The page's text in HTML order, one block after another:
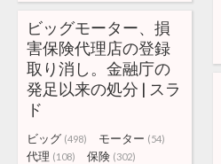
ビッグモーター、損
害保険代理店の登録
取り消し。金融庁の
発足以来の処分 | スラ
ド
ビッグ (498) モーター (54)
代理 (108) 保険 (302)